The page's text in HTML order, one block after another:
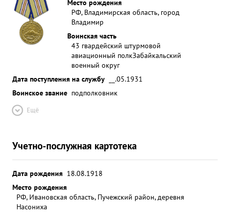
Место рождения
РФ, Владимирская область, город
Владимир
Воинская часть
43 гвардейский штурмовой
авиационный полкЗабайкальский
военный округ
Дата поступления на службу
__.05.1931
Воинское звание подполковник
Ещё
Учетно-послужная картотека
Дата рождения 18.08.1918
Место рождения
РФ, Ивановская область, Пучежский район, деревня
Насониха